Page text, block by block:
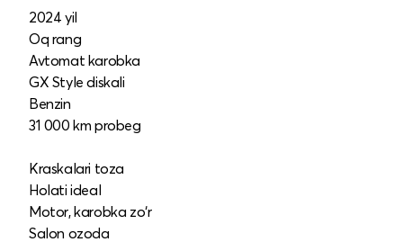
2024 yil
Oq rang
Avtomat karobka
GX Style diskali
Benzin
31 000 km probeg
Kraskalari toza
Holati ideal
Motor, karobka zo‘r
Salon ozoda